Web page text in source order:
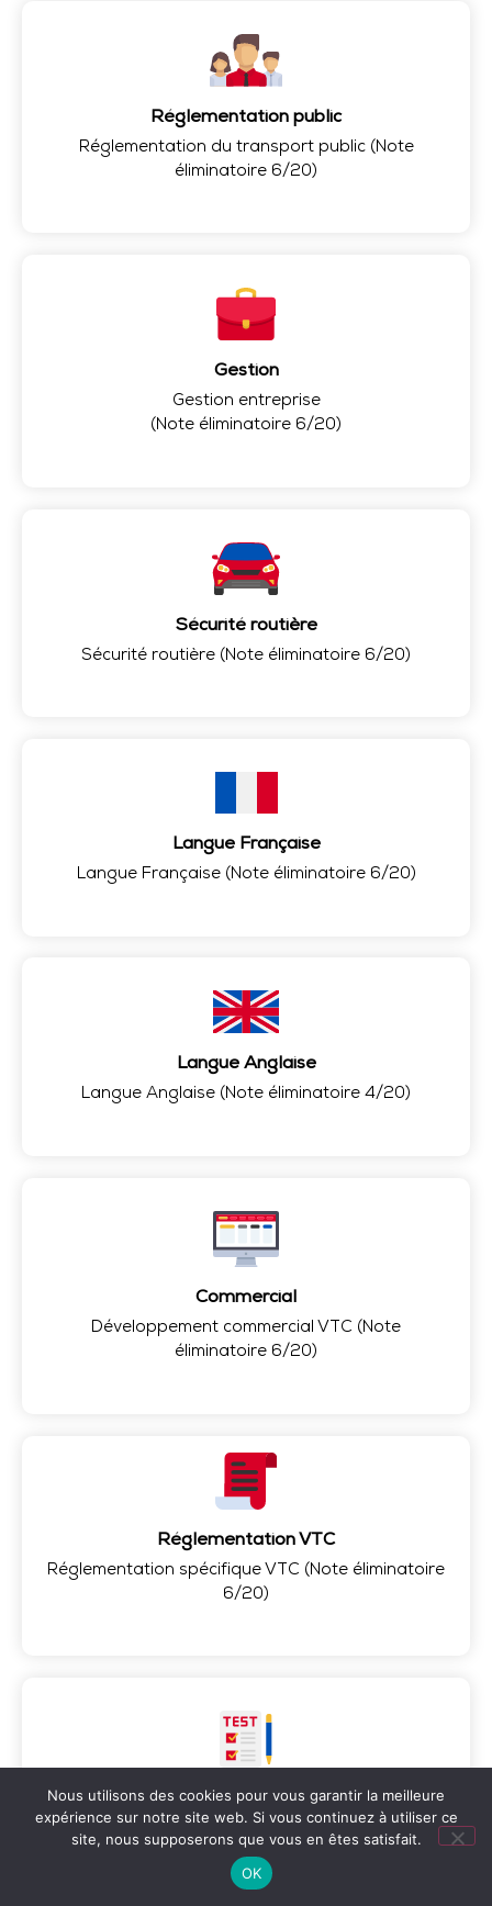
Réglementation public
Réglementation du transport public (Note
éliminatoire 6/20)
Gestion
Gestion entreprise
(Note éliminatoire 6/20)
Sécurité routière
Sécurité routière (Note éliminatoire 6/20)
Langue Française
Langue Française (Note éliminatoire 6/20)
Langue Anglaise
Langue Anglaise (Note éliminatoire 4/20)
Commercial
Développement commercial VTC (Note
éliminatoire 6/20)
Réglementation VTC
Réglementation spécifique VTC (Note éliminatoire
6/20)
Épreuve théorique
QCM et Questions courtes, (note éliminatoire en
dessous de 10/20)
Nous utilisons des cookies pour vous garantir la meilleure
expérience sur notre site web. Si vous continuez à utiliser ce
site, nous supposerons que vous en êtes satisfait.
OK